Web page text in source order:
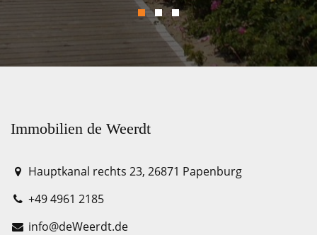
Immobilien de Weerdt
Hauptkanal rechts 23, 26871 Papenburg
+49 4961 2185
info@deWeerdt.de